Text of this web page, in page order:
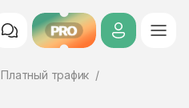
PRO
Платный трафик